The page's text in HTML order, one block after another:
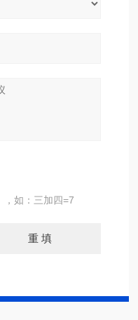
，如：三加四=7